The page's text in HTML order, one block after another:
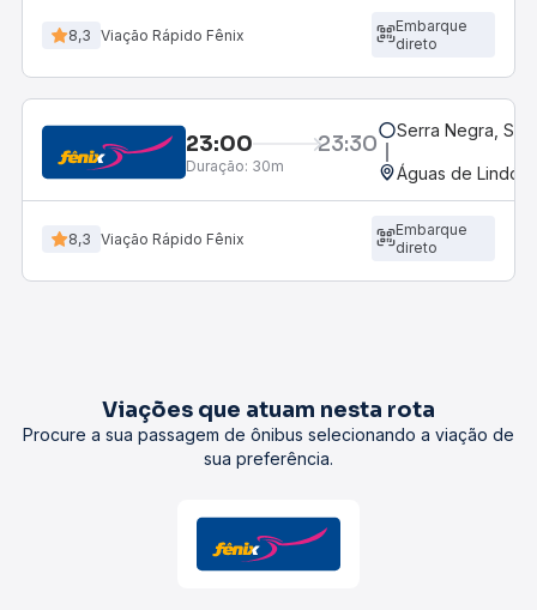
8,3 Viação Rápido Fênix
Embarque
direto
23:00 23:30
Duração: 30m
Serra Negra, SP
Águas de
8,3 Viação Rápido Fênix
Embarque
direto
Viações que atuam nesta rota
Procure a sua passagem de ônibus selecionando a viação de
sua preferência.